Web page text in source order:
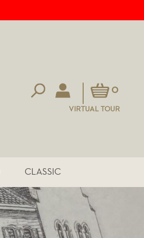
Carrello0
VIRTUAL TOUR
CLASSIC